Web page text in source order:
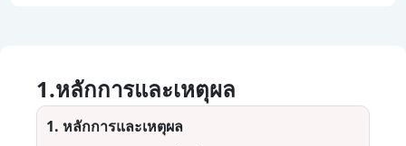
1.หลักการและเหตุผล
1. หลักการและเหตุผล